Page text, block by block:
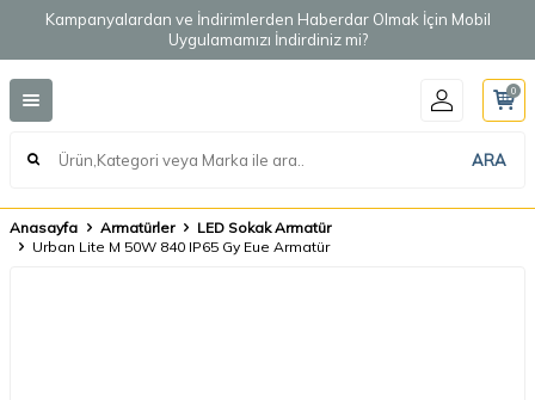
Kampanyalardan ve İndirimlerden Haberdar Olmak İçin Mobil
Uygulamamızı İndirdiniz mi?
ARA
0
Anasayfa Armatürler
LED Sokak Armatür
Urban Lite M 50W 840 IP65 Gy Eue Armatür